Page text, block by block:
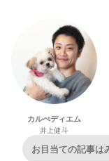
カルぺディエム
井上健斗